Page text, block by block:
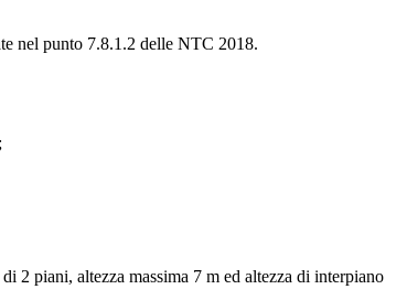
nel punto 7.8.1.2 delle NTC 2018.
2 piani, altezza massima 7 m ed altezza di interpiano